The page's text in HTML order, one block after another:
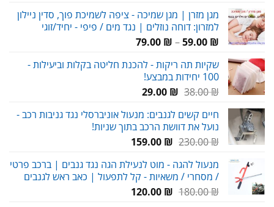
היה:
65.00 ₪.
הוא:
58.00 ₪.
מגן מזרן | מגן שמיכה - ציפה לשמיכת פוך, סדין ניילון
למזרון: דוחה נוזלים | נגד מים / פיפי - יחיד/זוגי
59.00 ₪
–
79.00 ₪
טווח
שקיות תה ריקות - להכנת חליטה בקלות וביעילות -
100 יחידות במבצע!
38.00₪
המחיר
היה:
38.00 ₪.
29.00 ₪
המחיר
הוא:
29.00 ₪.
חיים קשים לגנבים: מנעול אוניברסלי נגד גניבות רכב -
נועל את דוושת הרכב בתוך שניות!
230.00₪
המחיר
היה:
230.00 ₪.
159.00 ₪
המחיר
הוא:
159.00 ₪.
מנעול להגה - מוט לנעילת הגה נגד גנבים | ברכב פרטי
/ מסחרי / משאיות - קל לתפעול | כאב ראש לגנבים
180.00₪
המחיר120.00 ₪
המחיר